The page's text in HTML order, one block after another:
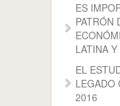
ES
PATRÓN
LATINA
EL
LEGADO
2016